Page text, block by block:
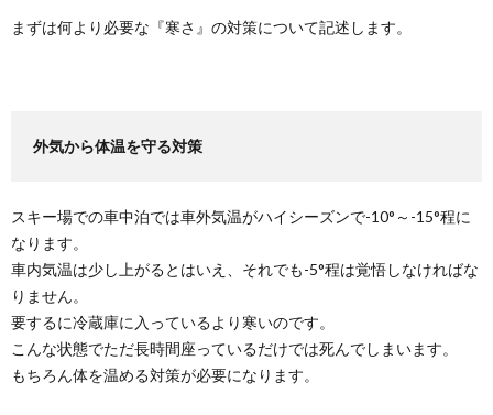
まずは何より必要な『寒さ』の対策について記述します。
外気から体温を守る対策
スキー場での車中泊では車外気温がハイシーズンで-10°～-15°程に
なります。
車内気温は少し上がるとはいえ、それでも-5°程は覚悟しなければな
りません。
要するに冷蔵庫に入っているより寒いのです。
こんな状態でただ長時間座っているだけでは死んでしまいます。
もちろん体を温める対策が必要になります。